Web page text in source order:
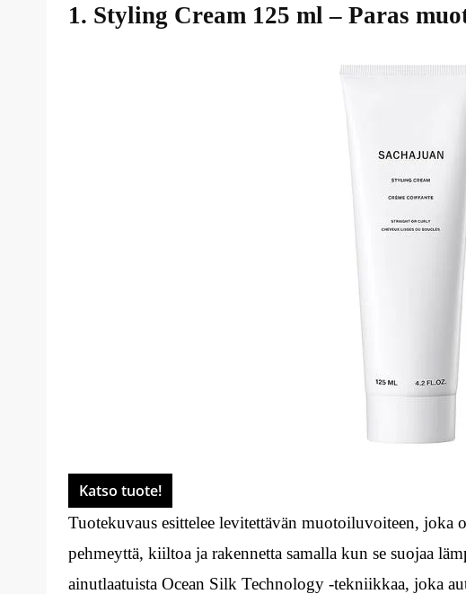
1. Styling Cream 125 ml – Paras
Katso tuote!
Tuotekuvaus esittelee levitettävän muotoiluvoiteen, joka
pehmeyttä, kiiltoa ja rakennetta samalla kun se suojaa
ainutlaatuista Ocean Silk Technology -tekniikkaa, joka